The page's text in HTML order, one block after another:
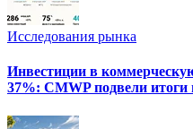
Исследования рынка
Инвестиции в
37%: CMWP подвели итоги